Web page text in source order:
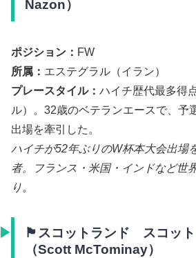
Nazon）
ポジション： FW
所属： エステグラル（イラン）
プレースタイル： ハイチ歴代最多得
ル）。32歳のベテランエースで、予
出場を牽引した。
ハイチが52年ぶりのW杯本大会出場
者。フランス・米国・インドなど世
り。
🏴󠁧󠁢󠁳󠁣󠁴󠁿スコットランド スコッ
（Scott McTominay）